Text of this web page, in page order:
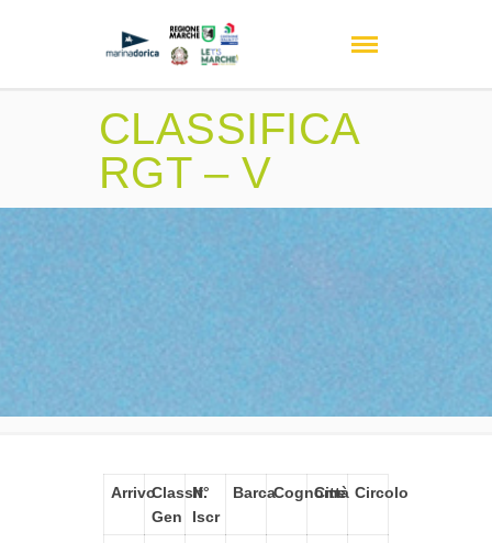
CLASSIFICA
RGT – V
ArrivoClassif.
Gen
N°
Iscr
BarcaCognome
Città Circolo